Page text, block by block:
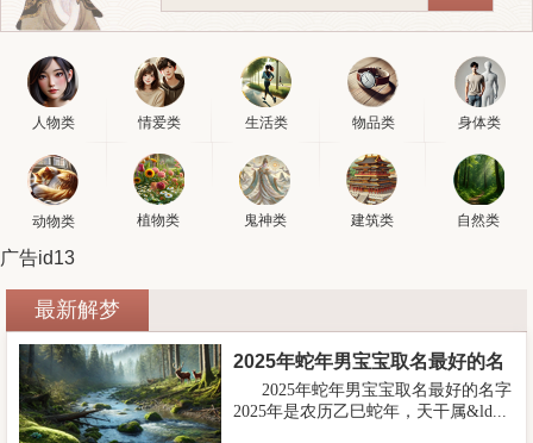
人物类 情爱类 生活类 物品类 身体类
动物类 植物类 鬼神类 建筑类 自然类
广告id13
最新解梦
2025年蛇年男宝宝取名最好的名
2025年蛇年男宝宝取名最好的名字
2025年是农历乙巳蛇年，天干属&ld...